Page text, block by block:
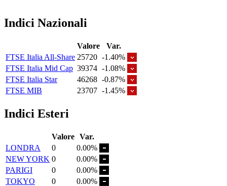
Indici Nazionali
Valore
Var.
FTSE Italia All-Share 25720 -1.40%
FTSE Italia Mid Cap 39374 -1.08%
FTSE Italia Star
46268 -0.87%
FTSE MIB
23707 -1.45%
Indici Esteri
Valore Var.
LONDRA
0
0.00%
NEW YORK 0
0.00%
PARIGI
0
0.00%
TOKYO
0
0.00%